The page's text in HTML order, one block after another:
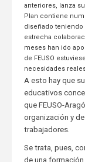
anteriores, lanza
Plan contiene
diseñado teniendo
estrecha
meses han ido
de FEUSO
necesidades
A esto hay que
educativos
que FEUSO-
organización y
trabajadores.
Se trata, pues,
de una